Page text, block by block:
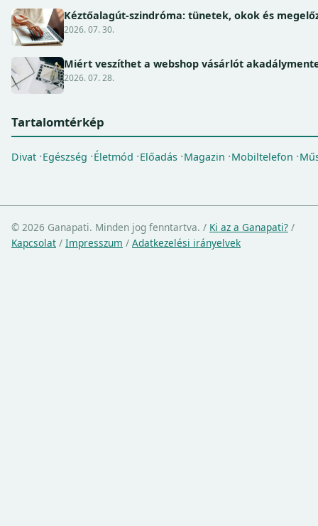
Kéztőalagút-szindróma: tünetek, okok és
2026. 07. 30.
Miért veszíthet a webshop vásárlót
2026. 07. 28.
Tartalomtérkép
Divat Egészség Életmód Előadás Magazin Mobiltelefon
© 2026 Ganapati. Minden jog fenntartva. / Ki az a Ganapati? /
Kapcsolat / Impresszum / Adatkezelési irányelvek